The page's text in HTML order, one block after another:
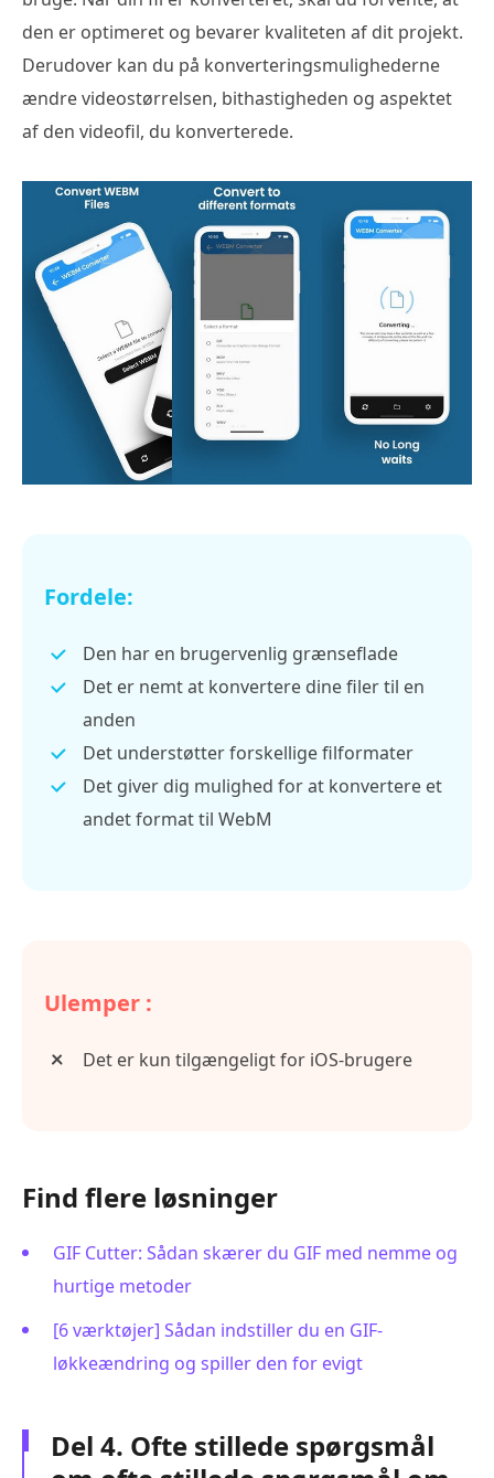
den er optimeret og bevarer kvaliteten af dit projekt.
Derudover kan du på konverteringsmulighederne
ændre videostørrelsen, bithastigheden og aspektet
af den videofil, du konverterede.
Fordele:
Den har en brugervenlig grænseflade
Det er nemt at konvertere dine filer til en
anden
Det understøtter forskellige filformater
Det giver dig mulighed for at konvertere et
andet format til WebM
Ulemper :
Det er kun tilgængeligt for iOS-brugere
Find flere løsninger
GIF Cutter: Sådan skærer du GIF med nemme og
hurtige metoder
[6 værktøjer] Sådan indstiller du en GIF-
løkkeændring og spiller den for evigt
Del 4. Ofte stillede spørgsmål